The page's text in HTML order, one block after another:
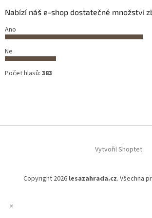
Nabízí náš e-shop dostatečné množství
Ano
Ne
Počet hlasů: 383
Vytvořil Shoptet
Copyright 2026 lesazahrada.cz. Všechna
×